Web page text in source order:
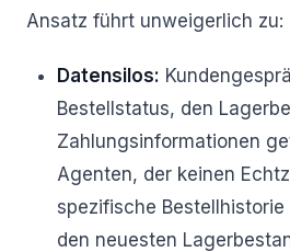
Ansatz führt unweigerlich zu:
Datensilos:
Bestellstatus, den
Zahlungsinformationen
Agenten, der keinen
spezifische Bestellhistorie
den neuesten